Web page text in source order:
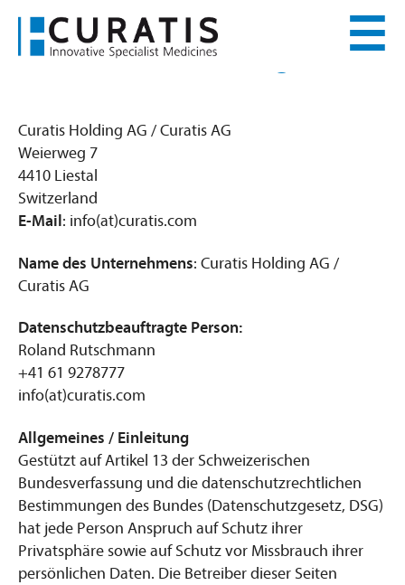
☰
Datenschutzerklärung
Curatis Holding AG / Curatis AG
Weierweg 7
4410 Liestal
Switzerland
E-Mail: info(at)curatis.com
Name des Unternehmens: Curatis Holding AG /
Curatis AG
Datenschutzbeauftragte Person:
Roland Rutschmann
+41 61 9278777
info(at)curatis.com
Allgemeines / Einleitung
Gestützt auf Artikel 13 der Schweizerischen
Bundesverfassung und die datenschutzrechtlichen
Bestimmungen des Bundes (Datenschutzgesetz, DSG)
hat jede Person Anspruch auf Schutz ihrer
Privatsphäre sowie auf Schutz vor Missbrauch ihrer
persönlichen Daten. Die Betreiber dieser Seiten